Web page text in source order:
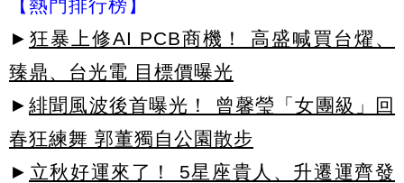
【熱門排行榜】
► 狂暴上修AI PCB商機！ 高盛喊買台燿、
臻鼎、台光電 目標價曝光
► 緋聞風波後首曝光！ 曾馨瑩「女團級」回
春狂練舞 郭董獨自公園散步
► 立秋好運來了！ 5星座貴人、升遷運齊發